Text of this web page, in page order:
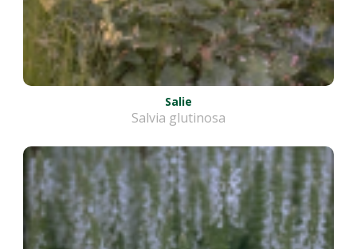
Salie
Salvia glutinosa